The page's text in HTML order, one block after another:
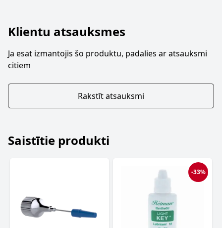
Klientu atsauksmes
Ja esat izmantojis šo produktu, padalies ar atsauksmi
citiem
Rakstīt atsauksmi
Saistītie produkti
-33%